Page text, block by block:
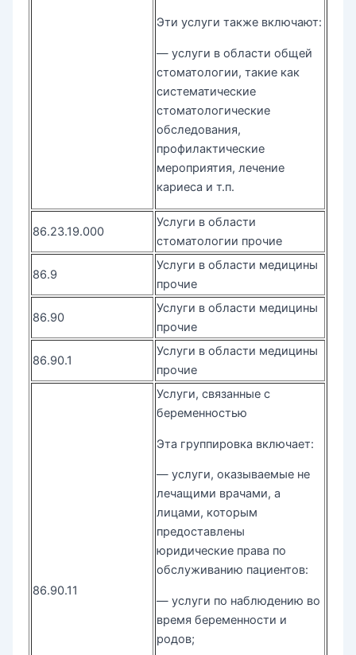
Эти услуги также включают:
— услуги в области общей
стоматологии, такие как
систематические
стоматологические
обследования,
профилактические
мероприятия, лечение
кариеса и т.п.
86.23.19.000
Услуги в области
стоматологии прочие
86.9
Услуги в области медицины
прочие
86.90
Услуги в области медицины
прочие
86.90.1
Услуги в области медицины
прочие
86.90.11
Услуги, связанные с
беременностью
Эта группировка включает:
— услуги, оказываемые не
лечащими врачами, а
лицами, которым
предоставлены
юридические права по
обслуживанию пациентов:
— услуги по наблюдению во
время беременности и
родов;